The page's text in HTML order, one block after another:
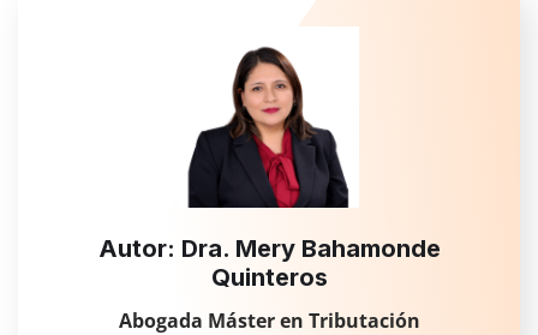
Autor: Dra. Mery Bahamonde
Quinteros
Abogada Máster en Tributación